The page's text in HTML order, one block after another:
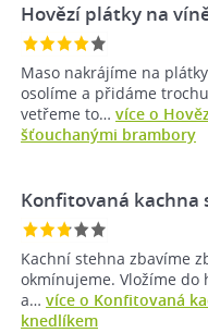
Hovězí plátky na
Maso nakrájíme na
osolíme a přidáme
vetřeme to… více o
šťouchanými brambory
Konfitovaná
Kachní stehna zbavíme
okmínujeme. Vložíme do
a… více o Konfitovaná
knedlíkem